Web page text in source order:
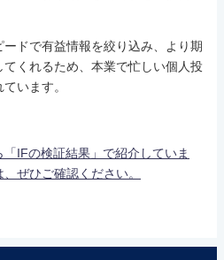
ードで有益情報を絞り込み、より期
くれるため、本業で忙しい個人投
います。
IFの検証結果」で紹介していま
ぜひご確認ください。